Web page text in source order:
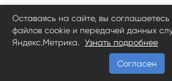
Оставаясь на сайте, вы
файлов cookie и передачей данных
Яндекс.Метрика.
Узнать подробнее
Согласен